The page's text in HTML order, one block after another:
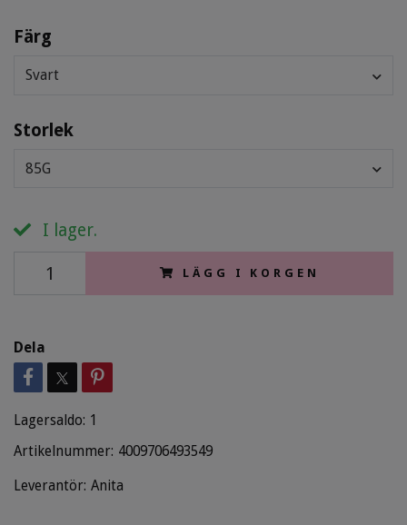
Färg
Svart
Storlek
85G
I lager.
LÄGG I KORGEN
Dela
Lagersaldo: 1
Artikelnummer: 4009706493549
Leverantör: Anita